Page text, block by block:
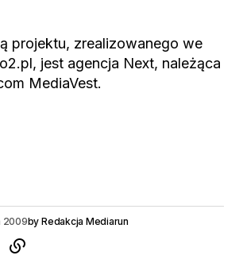
projektu, zrealizowanego we
jest agencja Next, należąca
MediaVest.
2009by Redakcja Mediarun